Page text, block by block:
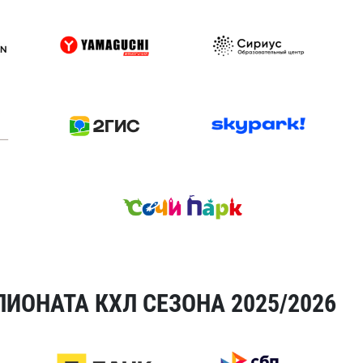
КХЛ СЕЗОНА 2025/2026